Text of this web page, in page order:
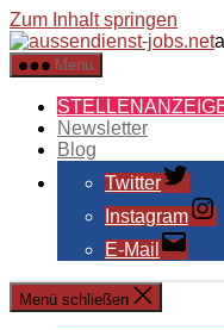
Zum Inhalt springen
Menü
Newsletter
Blog
Twitter
Instagram
E-Mail
Menü schließen